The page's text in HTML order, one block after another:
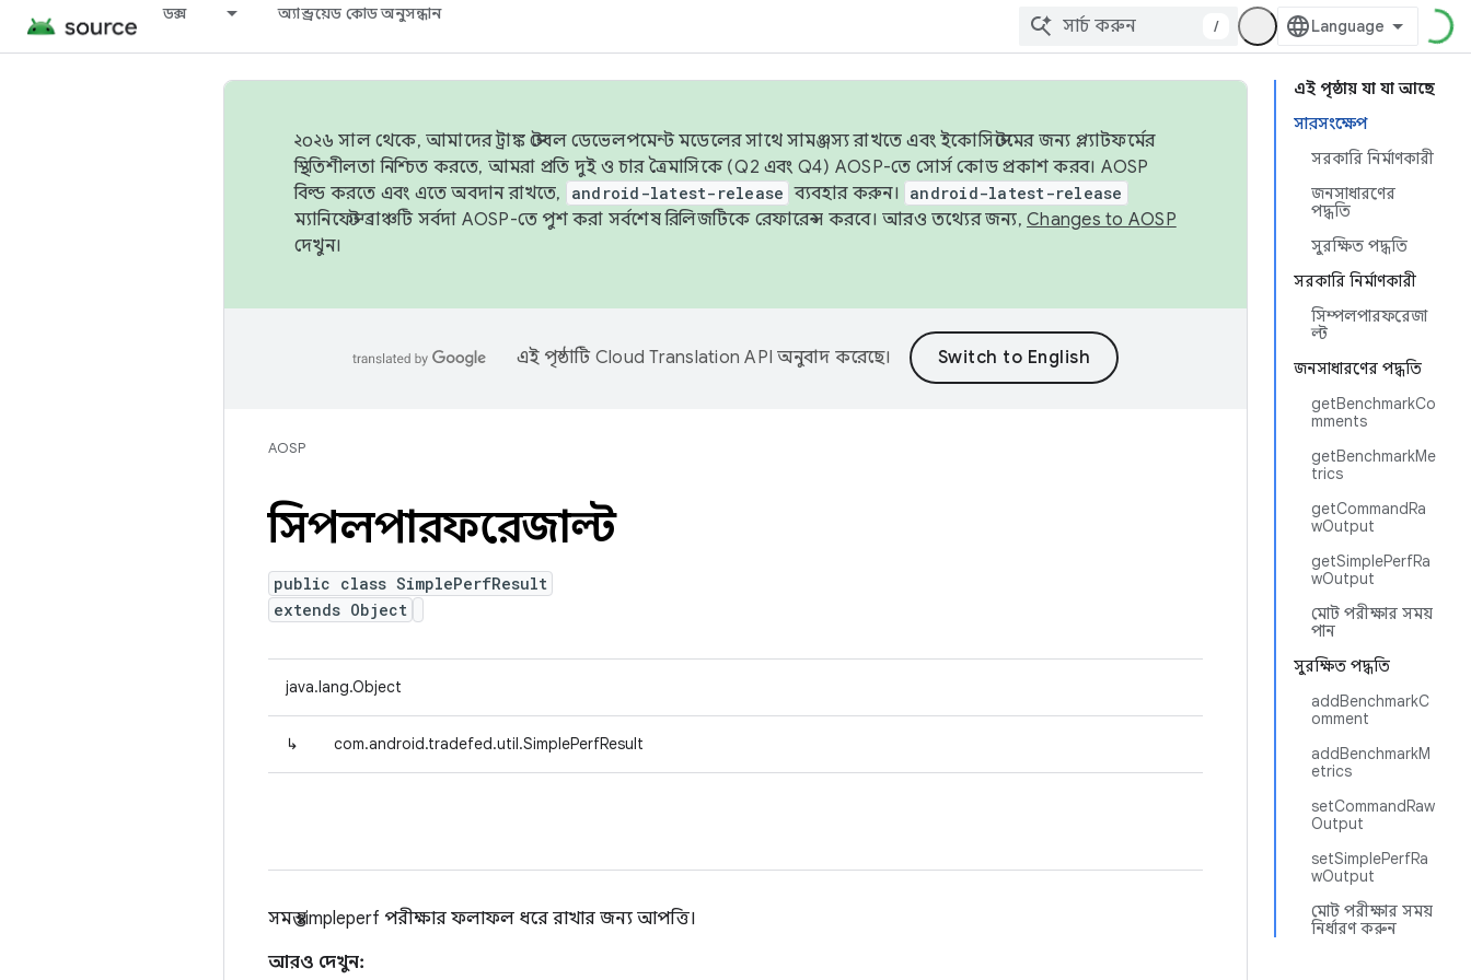
ডক্স অ্যান্ড্রয়েড কোড অনুসন্ধান
/
এই পৃষ্ঠায় যা যা আছে
সারসংক্ষেপ
সরকারি নির্মাণকারী
জনসাধারণের
পদ্ধতি
সুরক্ষিত পদ্ধতি
সরকারি নির্মাণকারী
সিম্পলপারফরেজা
ল্ট
জনসাধারণের পদ্ধতি
getBenchmarkCo
mments
getBenchmarkMe
trics
getCommandRa
wOutput
getSimplePerfRa
wOutput
মোট পরীক্ষার সময়
পান
সুরক্ষিত পদ্ধতি
addBenchmarkC
omment
addBenchmarkM
etrics
setCommandRaw
Output
setSimplePerfRa
wOutput
মোট পরীক্ষার সময়
নির্ধারণ করুন
২০২৬ সাল থেকে, আমাদের ট্রাঙ্ক স্টেবল ডেভেলপমেন্ট মডেলের সাথে সামঞ্জস্য রাখতে এবং ইকোসিস্টেমের জন্য প্ল্যাটফর্মের
স্থিতিশীলতা নিশ্চিত করতে, আমরা প্রতি দুই ও চার ত্রৈমাসিকে (Q2 এবং Q4) AOSP-তে সোর্স কোড প্রকাশ করব। AOSP
বিল্ড করতে এবং এতে অবদান রাখতে,
android-latest-release ব্যবহার করুন। android-latest-release
ম্যানিফেস্ট ব্রাঞ্চটি সর্বদা AOSP-তে পুশ করা সর্বশেষ রিলিজটিকে রেফারেন্স করবে। আরও তথ্যের জন্য, Changes to AOSP
দেখুন।
এই পৃষ্ঠাটি Cloud Translation API অনুবাদ করেছে।
AOSP
সিম্পলপারফরেজাল্ট
public class SimplePerfResult
extends Object
java.lang.Object
↳ com.android.tradefed.util.SimplePerfResult
সমস্ত simpleperf পরীক্ষার ফলাফল ধরে রাখার জন্য আপত্তি।
আরও দেখুন: